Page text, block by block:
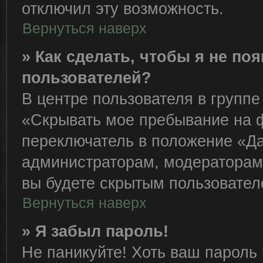
отключил эту возможность.
Вернуться наверх
» Как сделать, чтобы я не
пользователей?
В центре пользователя в
«Скрывать мое пребывание на
переключатель в положение
администраторам,
вы будете скрытым
Вернуться наверх
» Я забыл пароль!
Не паникуйте! Хоть ваш